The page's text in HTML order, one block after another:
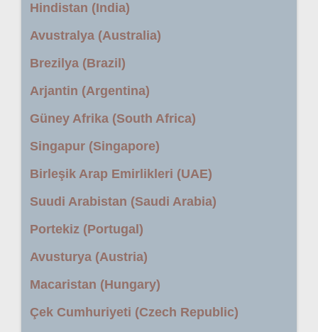
Hindistan (India)
Avustralya (Australia)
Brezilya (Brazil)
Arjantin (Argentina)
Güney Afrika (South Africa)
Singapur (Singapore)
Birleşik Arap Emirlikleri (UAE)
Suudi Arabistan (Saudi Arabia)
Portekiz (Portugal)
Avusturya (Austria)
Macaristan (Hungary)
Çek Cumhuriyeti (Czech Republic)